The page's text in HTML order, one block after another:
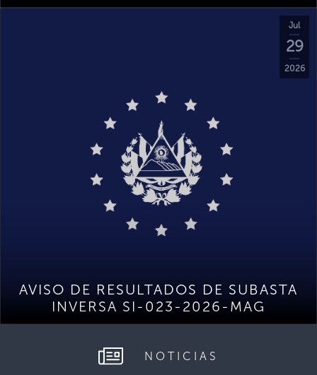
Jul
29
2026
AVISO DE RESULTADOS DE SUBASTA
INVERSA SI-023-2026-MAG
NOTICIAS